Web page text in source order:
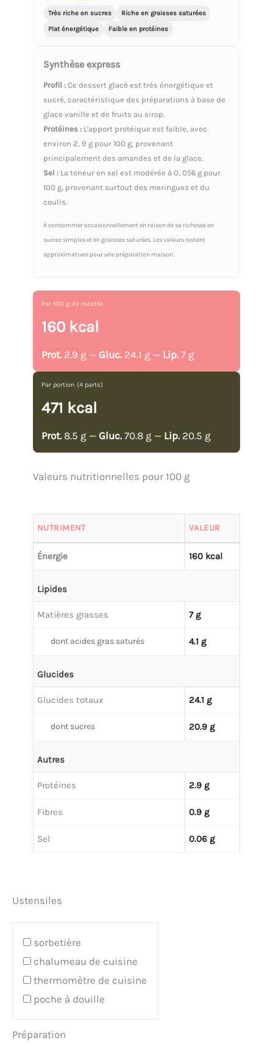
Très riche en sucres
Riche en graisses saturées
Plat énergétique
Faible en protéines
Synthèse express
Profil : Ce dessert glacé est très énergétique et
sucré, caractéristique des préparations à base de
glace vanille et de fruits au sirop.
Protéines : L'apport protéique est faible, avec
environ 2, 9 g pour 100 g, provenant
principalement des amandes et de la glace.
Sel : La teneur en sel est modérée à 0, 056 g pour
100 g, provenant surtout des meringues et du
coulis.
À consommer occasionnellement en raison de sa richesse en
sucres simples et en graisses saturées. Les valeurs restent
approximatives pour une préparation maison.
Par 100 g de recette
160 kcal
Prot. 2.9 g — Gluc. 24.1 g — Lip. 7 g
Par portion (4 parts)
471 kcal
Prot. 8.5 g — Gluc. 70.8 g — Lip. 20.5 g
Valeurs nutritionnelles pour 100 g
NUTRIMENT VALEUR
Énergie 160 kcal
Lipides
Matières grasses 7 g
dont acides gras saturés 4.1 g
Glucides
Glucides totaux 24.1 g
dont sucres 20.9 g
Autres
Protéines 2.9 g
Fibres 0.9 g
Sel 0.06 g
Ustensiles
sorbetière
chalumeau de cuisine
thermomètre de cuisine
poche à douille
Préparation